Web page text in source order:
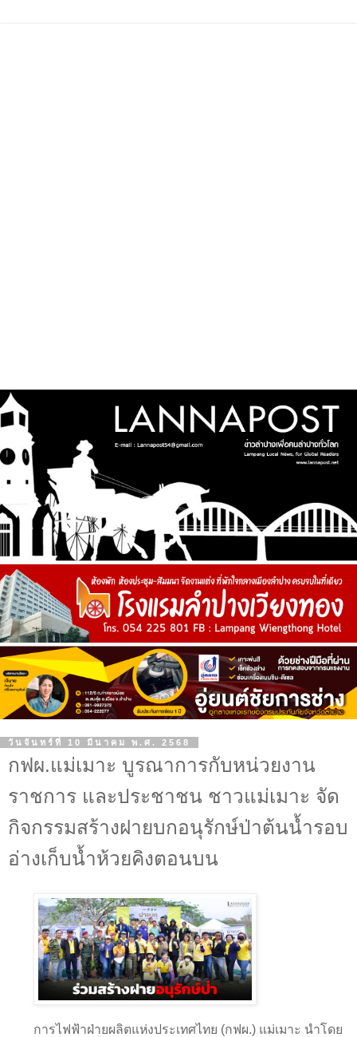
วันจันทร์ที่ 10 มีนาคม พ.ศ. 2568
กฟผ.แม่เมาะ บูรณาการกับหน่วยงาน
ราชการ และประชาชน ชาวแม่เมาะ จัด
กิจกรรมสร้างฝายบกอนุรักษ์ป่าต้นน้ำรอบ
อ่างเก็บน้ำห้วยคิงตอนบน
การไฟฟ้าฝ่ายผลิตแห่งประเทศไทย (กฟผ.) แม่เมาะ นำโดย